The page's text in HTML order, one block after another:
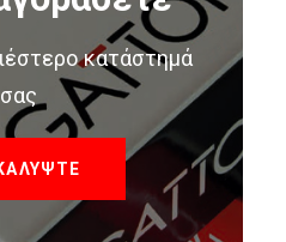
κατάστημά
σας